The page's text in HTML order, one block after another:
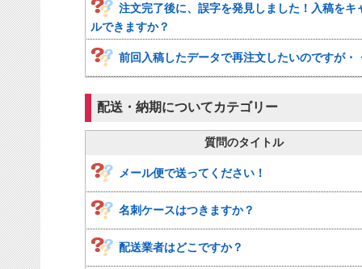
注文完了後に、誤字を発見しました！入稿をキ
ルできますか？
前回入稿したデータで再注文したいのですが・
配送・納期についてカテゴリー
質問のタイトル
メール便で送ってください！
名刺ケースはつきますか？
配送業者はどこですか？